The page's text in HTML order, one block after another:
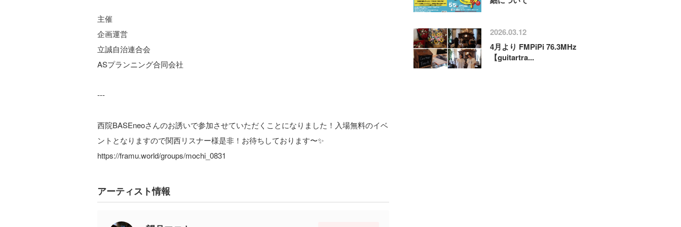
主催
企画運営
立誠自治連合会
ASプランニング合同会社
---
西院BASEneoさんのお誘いで参加させていただくことになりました！入場無料のイベ
ントとなりますので関西リスナー様是非！お待ちしております〜✨
https://framu.world/groups/mochi_0831
アーティスト情報
2026.03.12
4月より FMPiPi 76.3MHz
【guitartra...